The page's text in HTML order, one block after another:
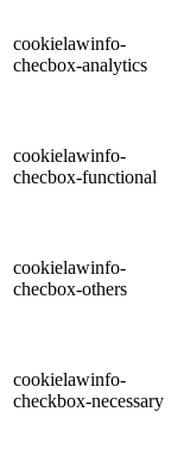
cookielawinfo-
checbox-analytics
cookielawinfo-
checbox-functional
cookielawinfo-
checbox-others
cookielawinfo-
checkbox-necessary